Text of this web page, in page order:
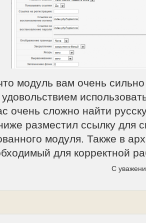
модуль вам очень
очень сложно найти
разместил ссылку для
модуля. Также в
для корректной
С